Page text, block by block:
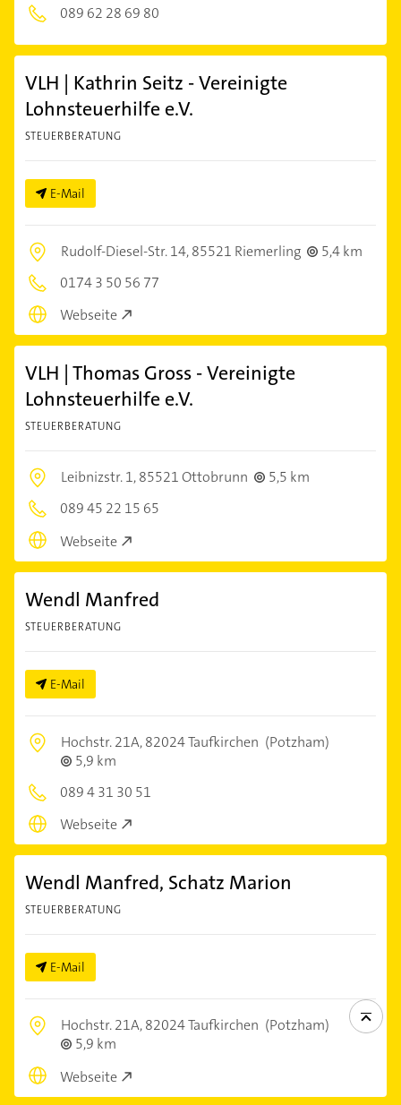
089 62 28 69 80
VLH | Kathrin Seitz - Vereinigte
Lohnsteuerhilfe e.V.
STEUERBERATUNG
E-Mail
Rudolf-Diesel-Str. 14,85521 Riemerling
5,4 km
0174 3 50 56 77
Webseite
VLH | Thomas Gross - Vereinigte
Lohnsteuerhilfe e.V.
STEUERBERATUNG
Leibnizstr. 1,85521 Ottobrunn
5,5 km
089 45 22 15 65
Webseite
Wendl Manfred
STEUERBERATUNG
E-Mail
Hochstr. 21A,82024 Taufkirchen (Potzham)
5,9 km
089 4 31 30 51
Webseite
Wendl Manfred, Schatz Marion
STEUERBERATUNG
E-Mail
Hochstr. 21A,82024 Taufkirchen (Potzham)
5,9 km
Webseite